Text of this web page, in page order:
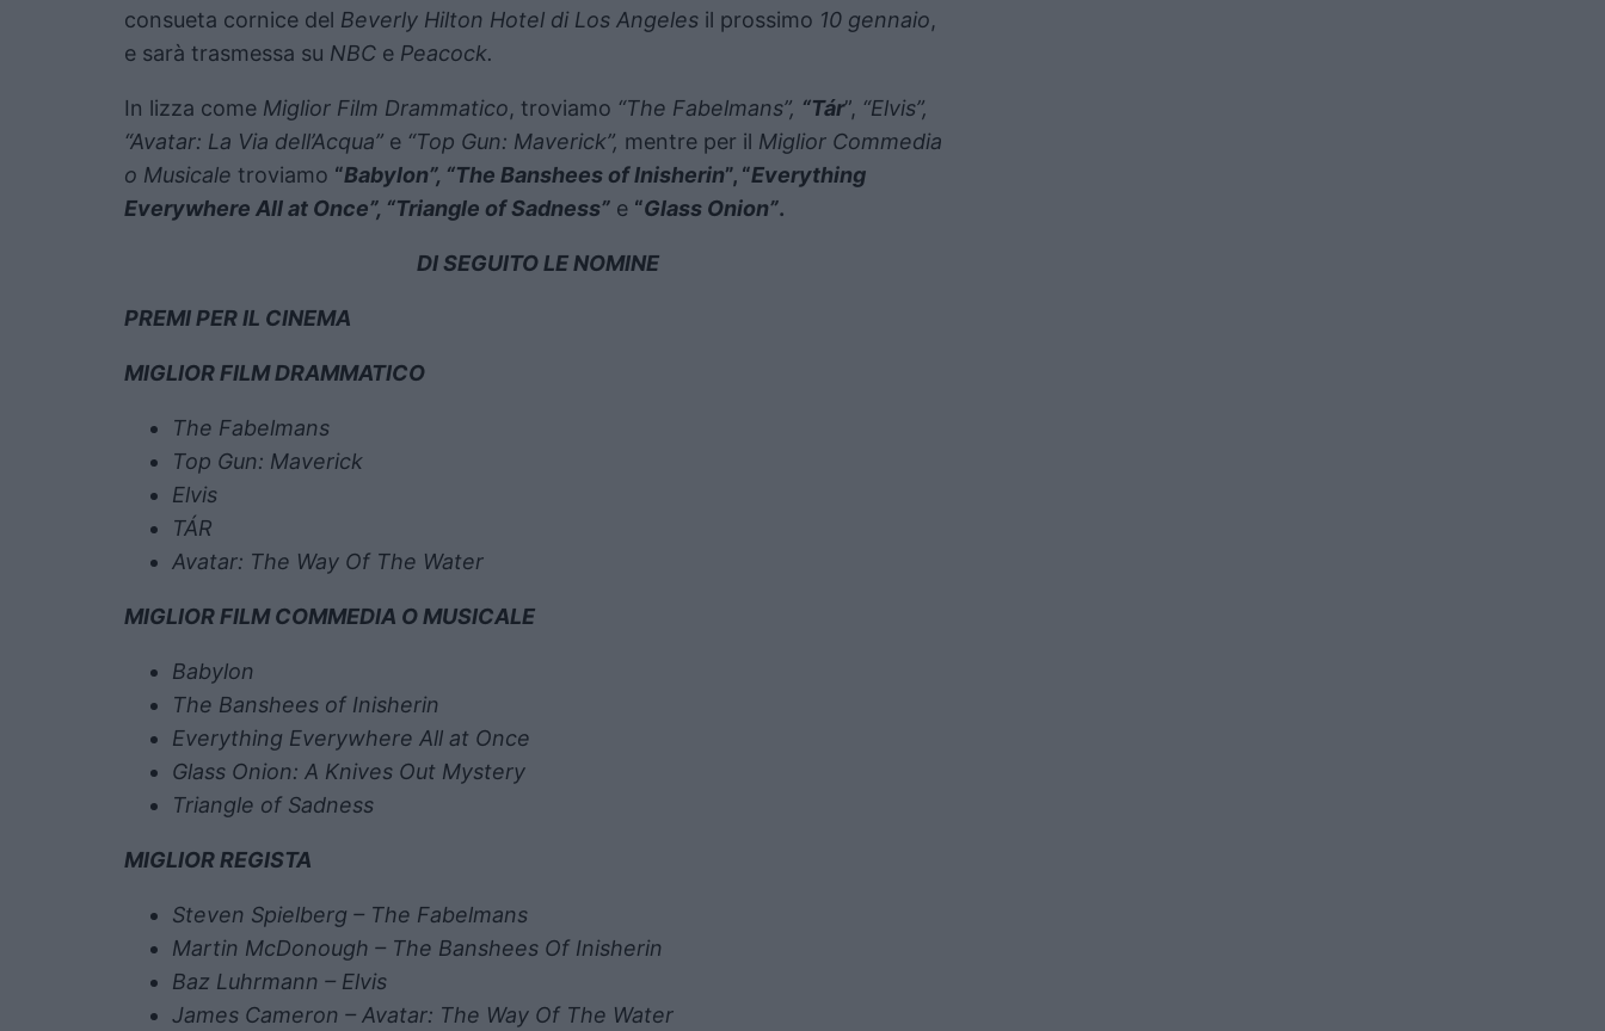
consueta cornice del Beverly Hilton Hotel di Los Angeles il prossimo 10 gennaio,
e sarà trasmessa su NBC e Peacock.
In lizza come Miglior Film Drammatico, troviamo “The Fabelmans”, “Tár”, “Elvis”,
“Avatar: La Via dell’Acqua” e “Top Gun: Maverick”, mentre per il Miglior Commedia
o Musicale troviamo “Babylon”, “The Banshees of Inisherin”, “Everything
Everywhere All at Once”, “Triangle of Sadness” e “Glass Onion”.
DI SEGUITO LE NOMINE
PREMI PER IL CINEMA
MIGLIOR FILM DRAMMATICO
The Fabelmans
Top Gun: Maverick
Elvis
TÁR
Avatar: The Way Of The Water
MIGLIOR FILM COMMEDIA O MUSICALE
Babylon
The Banshees of Inisherin
Everything Everywhere All at Once
Glass Onion: A Knives Out Mystery
Triangle of Sadness
MIGLIOR REGISTA
Steven Spielberg – The Fabelmans
Martin McDonough – The Banshees Of Inisherin
Baz Luhrmann – Elvis
James Cameron – Avatar: The Way Of The Water